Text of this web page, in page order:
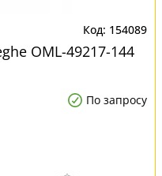
154089
OML-49217-144
По запросу